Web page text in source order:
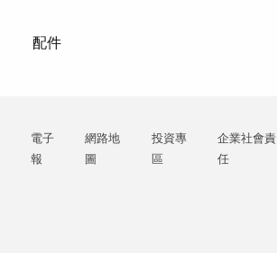
配件
電子
報
網路地
圖
投資專
區
企業社會責
任